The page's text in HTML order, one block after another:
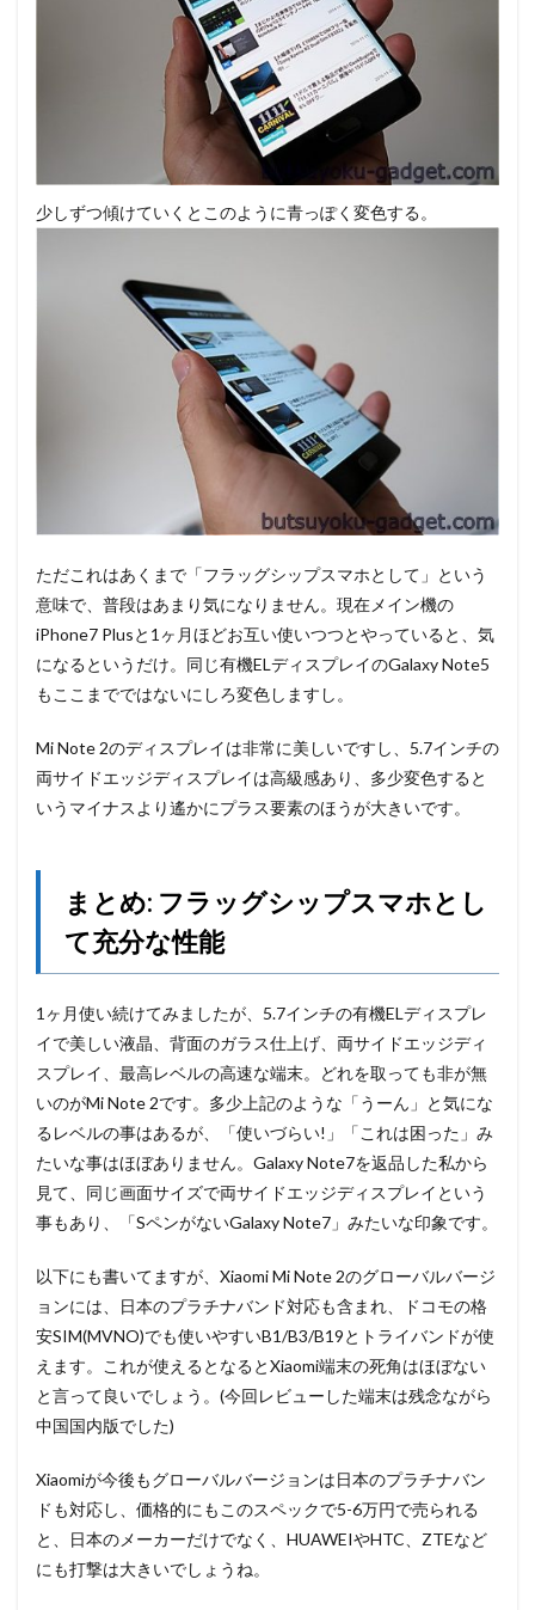
少しずつ傾けていくとこのように青っぽく変色する。
ただこれはあくまで「フラッグシップスマホとして」という
意味で、普段はあまり気になりません。現在メイン機の
iPhone7 Plusと1ヶ月ほどお互い使いつつとやっていると、気
になるというだけ。同じ有機ELディスプレイのGalaxy Note5
もここまでではないにしろ変色しますし。
Mi Note 2のディスプレイは非常に美しいですし、5.7インチの
両サイドエッジディスプレイは高級感あり、多少変色すると
いうマイナスより遙かにプラス要素のほうが大きいです。
まとめ: フラッグシップスマホとし
て充分な性能
1ヶ月使い続けてみましたが、5.7インチの有機ELディスプレ
イで美しい液晶、背面のガラス仕上げ、両サイドエッジディ
スプレイ、最高レベルの高速な端末。どれを取っても非が無
いのがMi Note 2です。多少上記のような「うーん」と気にな
るレベルの事はあるが、「使いづらい!」「これは困った」み
たいな事はほぼありません。Galaxy Note7を返品した私から
見て、同じ画面サイズで両サイドエッジディスプレイという
事もあり、「SペンがないGalaxy Note7」みたいな印象です。
以下にも書いてますが、Xiaomi Mi Note 2のグローバルバージ
ョンには、日本のプラチナバンド対応も含まれ、ドコモの格
安SIM(MVNO)でも使いやすいB1/B3/B19とトライバンドが使
えます。これが使えるとなるとXiaomi端末の死角はほぼない
と言って良いでしょう。(今回レビューした端末は残念ながら
中国国内版でした)
Xiaomiが今後もグローバルバージョンは日本のプラチナバン
ドも対応し、価格的にもこのスペックで5-6万円で売られる
と、日本のメーカーだけでなく、HUAWEIやHTC、ZTEなど
にも打撃は大きいでしょうね。